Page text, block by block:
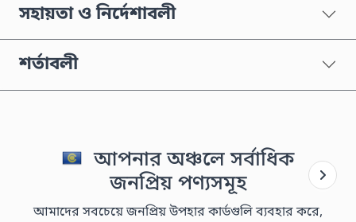
সহায়তা ও নির্দেশাবলী
শর্তাবলী
আপনার অঞ্চলে সর্বাধিক
জনপ্রিয় পণ্যসমূহ
আমাদের সবচেয়ে জনপ্রিয় উপহার কার্ডগুলি ব্যবহার করে,